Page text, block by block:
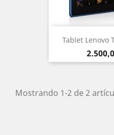
Tablet Lenovo
Precio
Mostrando 1-2 de 2